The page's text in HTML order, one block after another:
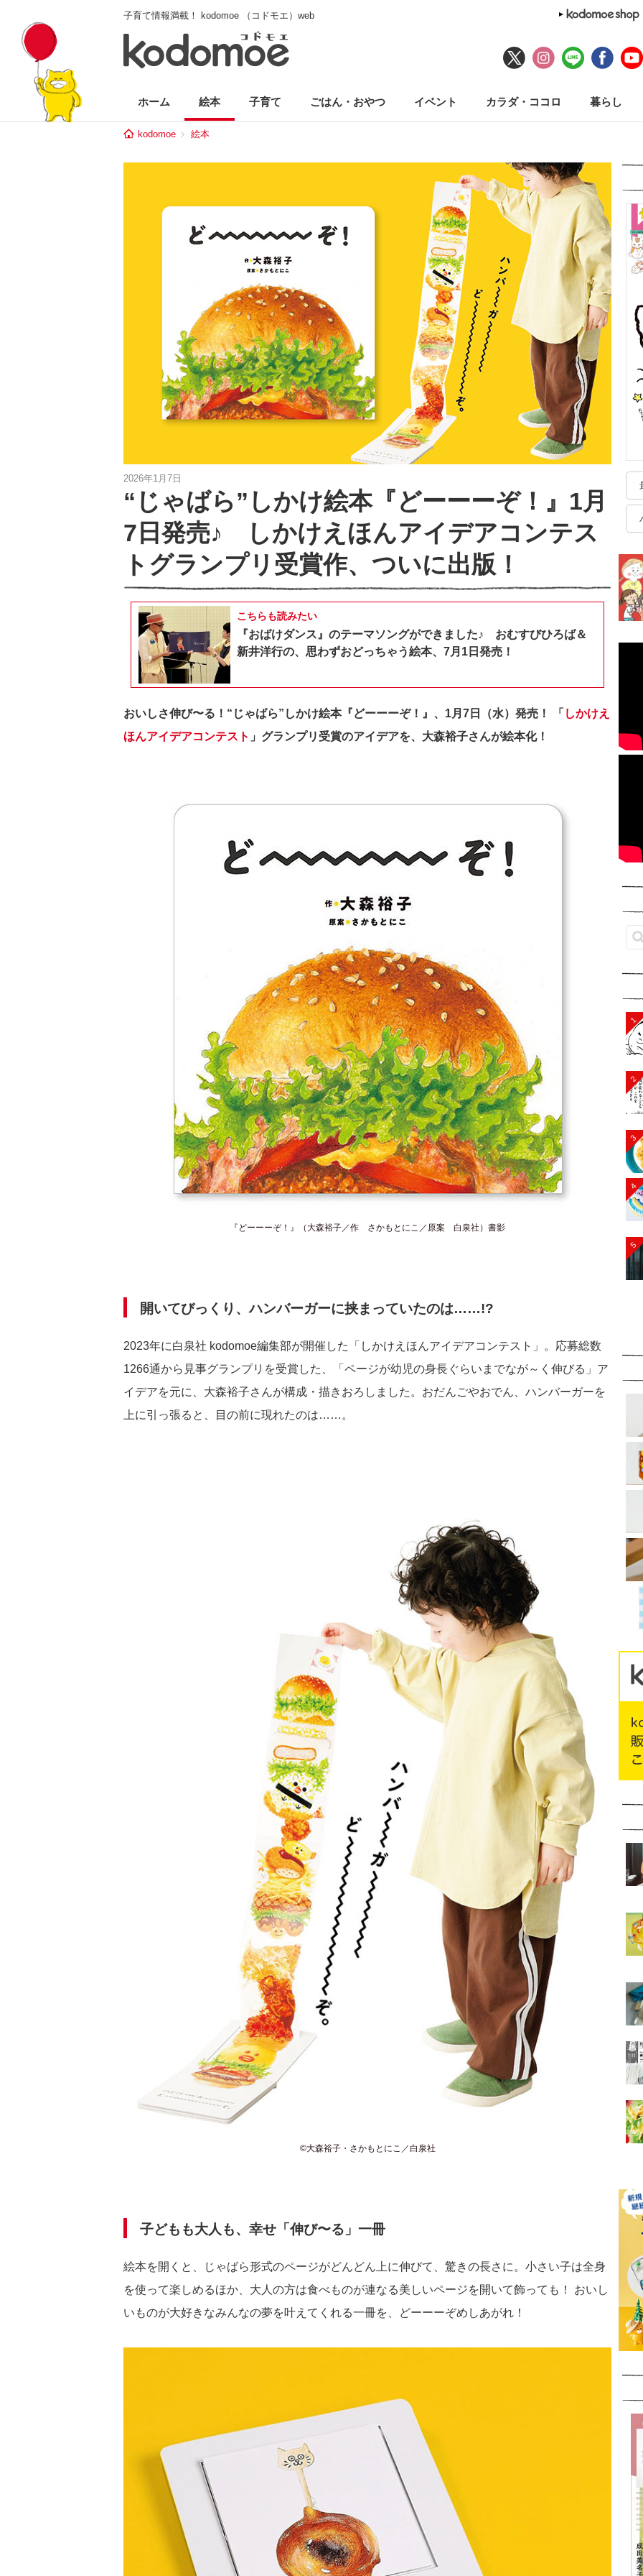
子育て情報満載！ kodomoe （コドモエ）web
ホーム 絵本 子育て ごはん・おやつ イベント カラダ・ココロ 暮らし
kodomoe 絵本
2026年1月7日
“じゃばら”しかけ絵本『どーーーぞ！』1月
7日発売♪ しかけえほんアイデアコンテス
トグランプリ受賞作、ついに出版！
こちらも読みたい
『おばけダンス』のテーマソングができました♪ おむすびひろば＆
新井洋行の、思わずおどっちゃう絵本、7月1日発売！
おいしさ伸び〜る！“じゃばら”しかけ絵本『どーーーぞ！』、1月7日（水）発売！ 「 しかけえ
ほんアイデアコンテスト 」グランプリ受賞のアイデアを、大森裕子さんが絵本化！
『どーーーぞ！』（大森裕子／作 さかもとにこ／原案 白泉社）書影
開いてびっくり、ハンバーガーに挟まっていたのは……!?
2023年に白泉社 kodomoe編集部が開催した「しかけえほんアイデアコンテスト」。応募総数
1266通から見事グランプリを受賞した、「ページが幼児の身長ぐらいまでなが～く伸びる」ア
イデアを元に、大森裕子さんが構成・描きおろしました。おだんごやおでん、ハンバーガーを
上に引っ張ると、目の前に現れたのは……。
©️大森裕子・さかもとにこ／白泉社
子どもも大人も、幸せ「伸び〜る」一冊
絵本を開くと、じゃばら形式のページがどんどん上に伸びて、驚きの長さに。小さい子は全身
を使って楽しめるほか、大人の方は食べものが連なる美しいページを開いて飾っても！ おいし
いものが大好きなみんなの夢を叶えてくれる一冊を、どーーーぞめしあがれ！
1
2
3
4
5